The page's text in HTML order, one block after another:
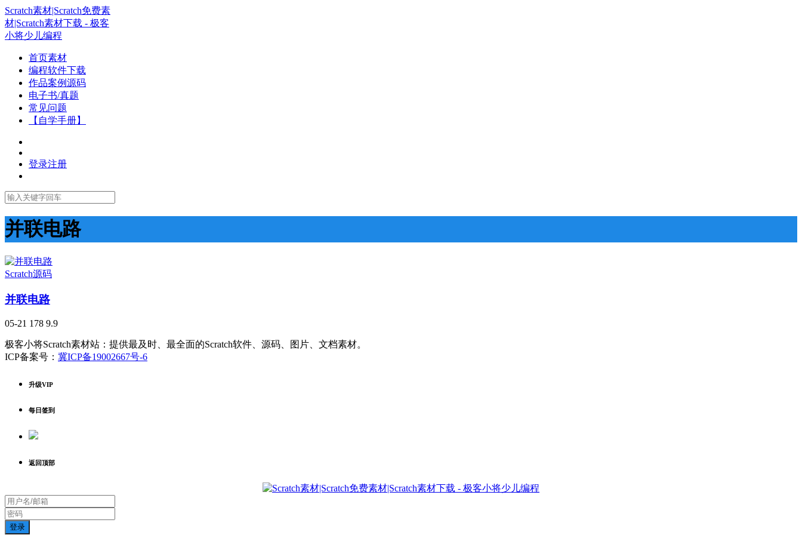
Scratch素材|Scratch免费素
材|Scratch素材下载 - 极客
小将少儿编程
首页素材
编程软件下载
作品案例源码
电子书/真题
常见问题
【自学手册】
登录注册
并联电路
Scratch源码
并联电路
05-21 178 9.9
极客小将Scratch素材站：提供最及时、最全面的Scratch软件、源码、图片、文档素材。
ICP备案号： 冀ICP备19002667号-6
升级VIP
每日签到
返回顶部